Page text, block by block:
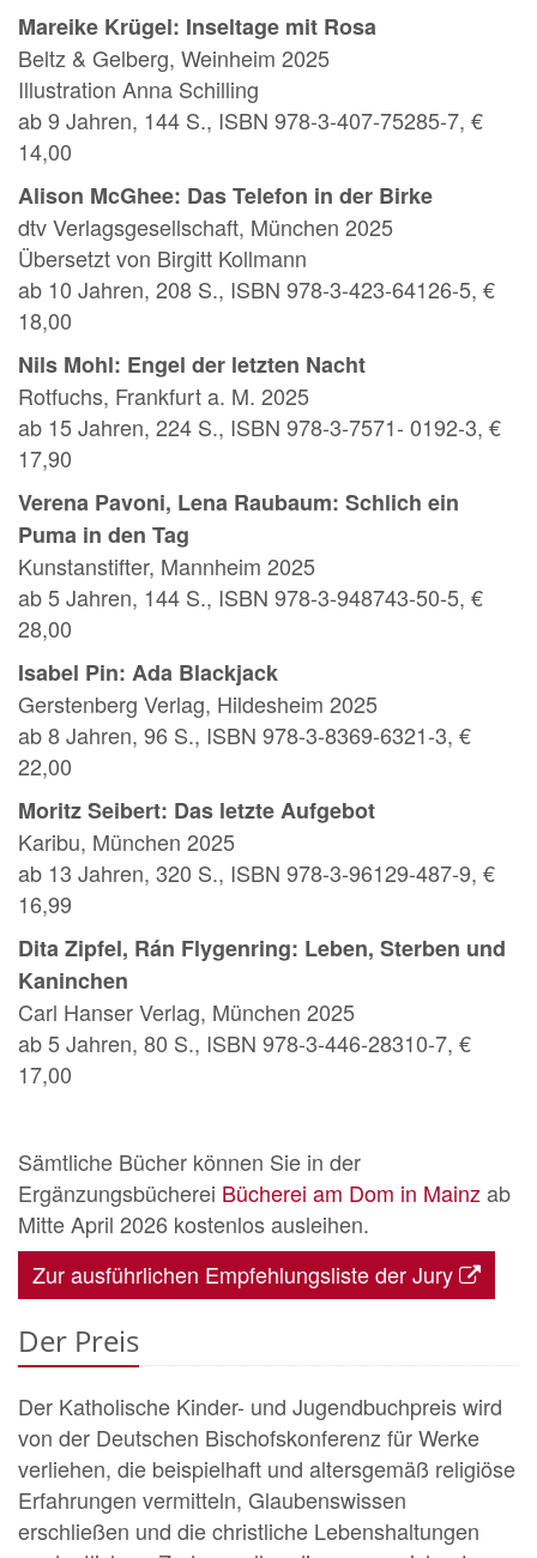
Mareike Krügel: Inseltage mit Rosa
Beltz & Gelberg, Weinheim 2025
Illustration Anna Schilling
ab 9 Jahren, 144 S., ISBN 978-3-407-75285-7, €
14,00
Alison McGhee: Das Telefon in der Birke
dtv Verlagsgesellschaft, München 2025
Übersetzt von Birgitt Kollmann
ab 10 Jahren, 208 S., ISBN 978-3-423-64126-5, €
18,00
Nils Mohl: Engel der letzten Nacht
Rotfuchs, Frankfurt a. M. 2025
ab 15 Jahren, 224 S., ISBN 978-3-7571- 0192-3, €
17,90
Verena Pavoni, Lena Raubaum: Schlich ein
Puma in den Tag
Kunstanstifter, Mannheim 2025
ab 5 Jahren, 144 S., ISBN 978-3-948743-50-5, €
28,00
Isabel Pin: Ada Blackjack
Gerstenberg Verlag, Hildesheim 2025
ab 8 Jahren, 96 S., ISBN 978-3-8369-6321-3, €
22,00
Moritz Seibert: Das letzte Aufgebot
Karibu, München 2025
ab 13 Jahren, 320 S., ISBN 978-3-96129-487-9, €
16,99
Dita Zipfel, Rán Flygenring: Leben, Sterben und
Kaninchen
Carl Hanser Verlag, München 2025
ab 5 Jahren, 80 S., ISBN 978-3-446-28310-7, €
17,00
Sämtliche Bücher können Sie in der
Ergänzungsbücherei Bücherei am Dom in Mainzab
Mitte April 2026 kostenlos ausleihen.
Zur ausführlichen Empfehlungsliste der Jury
Der Preis
Der Katholische Kinder- und Jugendbuchpreis wird
von der Deutschen Bischofskonferenz für Werke
verliehen, die beispielhaft und altersgemäß religiöse
Erfahrungen vermitteln, Glaubenswissen
erschließen und die christliche Lebenshaltungen